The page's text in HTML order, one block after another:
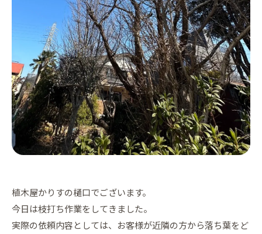
植木屋かりすの樋口でございます。
今日は枝打ち作業をしてきました。
実際の依頼内容としては、お客様が近隣の方から落ち葉をど